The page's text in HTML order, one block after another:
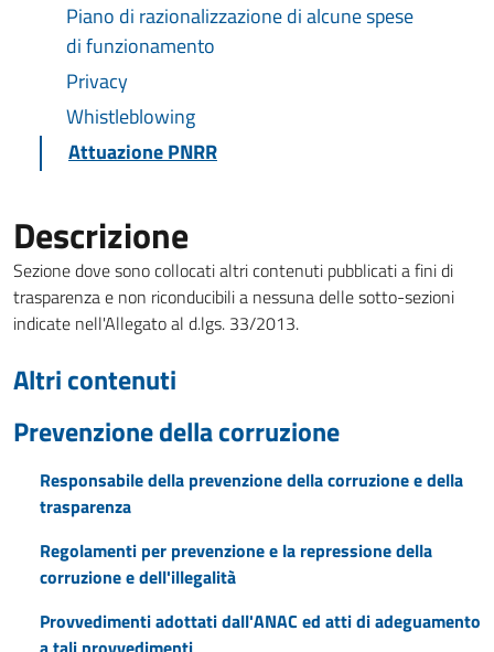
Piano di razionalizzazione di alcune spese
di funzionamento
Privacy
Whistleblowing
Attuazione PNRR
Descrizione
Sezione dove sono collocati altri contenuti pubblicati a fini di
trasparenza e non riconducibili a nessuna delle sotto-sezioni
indicate nell'Allegato al d.lgs. 33/2013.
Altri contenuti
Prevenzione della corruzione
Responsabile della prevenzione della corruzione e della
trasparenza
Regolamenti per prevenzione e la repressione della
corruzione e dell'illegalità
Provvedimenti adottati dall'ANAC ed atti di adeguamento